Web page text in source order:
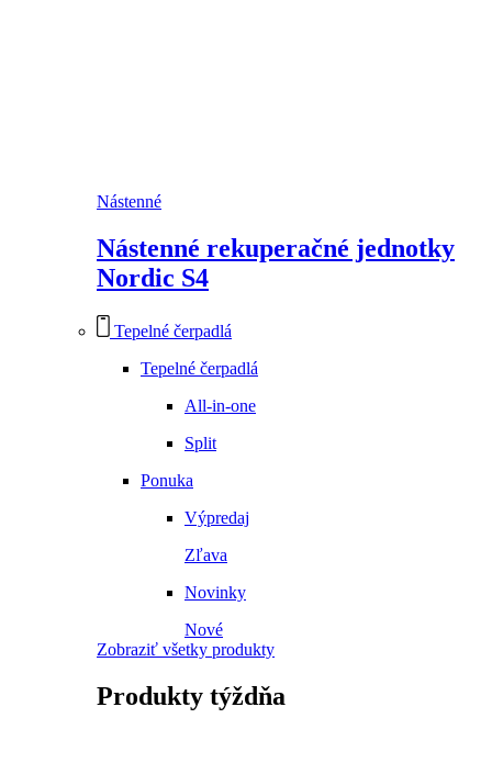
Nástenné
Nástenné rekuperačné jednotky
Nordic S4
Tepelné čerpadlá
Tepelné čerpadlá
All-in-one
Split
Ponuka
Výpredaj
Zľava
Novinky
Nové
Zobraziť všetky produkty
Produkty týždňa